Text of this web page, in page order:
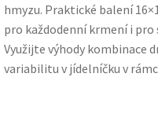
hmyzu. Praktické balení
pro každodenní krmení i pro
Využijte výhody kombinace
variabilitu v jídelníčku v